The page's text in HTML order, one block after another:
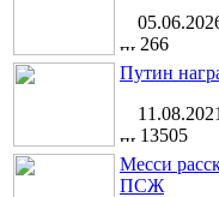
266
Путин
11.08.2021
13505
Месси
ПСЖ